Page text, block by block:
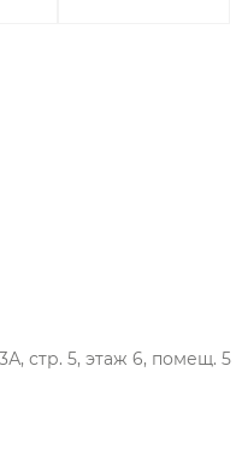
стр. 5, этаж 6, помещ. 5